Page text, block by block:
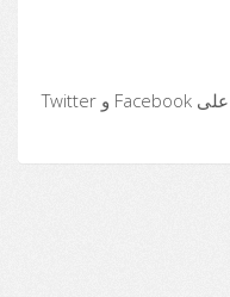
جرّب المزيد من الاختبارات وشاركها على Facebook و Twitter